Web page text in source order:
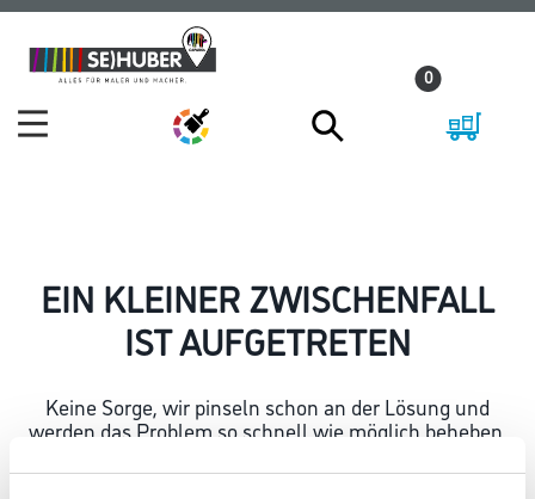
Zum
Inhalt
Zum
Navigationsmenü
0
EIN KLEINER ZWISCHENFALL
IST AUFGETRETEN
Keine Sorge, wir pinseln schon an der Lösung und
werden das Problem so schnell wie möglich beheben.
und lassen Sie sich inspirieren.